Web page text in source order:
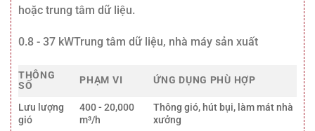
hoặc trung tâm dữ liệu.
0.8 - 37 kWTrung tâm dữ liệu, nhà máy sản xuất
THÔNG
SỐ
PHẠM VI ỨNG DỤNG PHÙ HỢP
Lưu lượng
gió
400 - 20,000
m³/h
Thông gió, hút bụi, làm mát nhà
xưởng